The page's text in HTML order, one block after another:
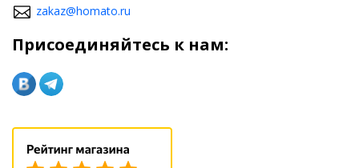
zakaz@homato.ru
Присоединяйтесь к нам: